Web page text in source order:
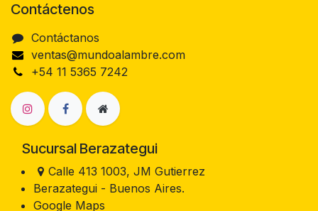
Contáctenos
Contáctanos
ventas@mundoalambre.com
+54 11 5365 7242
Sucursal Berazategui
Calle 413 1003, JM Gutierrez
Berazategui - Buenos Aires.
Google Maps